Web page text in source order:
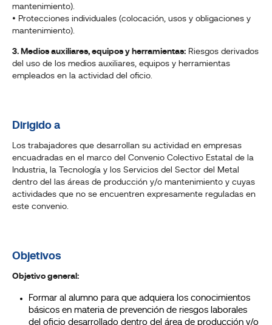
mantenimiento).
• Protecciones individuales (colocación, usos y obligaciones y
mantenimiento).
3. Medios auxiliares, equipos y herramientas: Riesgos derivados
del uso de los medios auxiliares, equipos y herramientas
empleados en la actividad del oficio.
Dirigido a
Los trabajadores que desarrollan su actividad en empresas
encuadradas en el marco del Convenio Colectivo Estatal de la
Industria, la Tecnología y los Servicios del Sector del Metal
dentro del las áreas de producción y/o mantenimiento y cuyas
actividades que no se encuentren expresamente reguladas en
este convenio.
Objetivos
Objetivo general:
Formar al alumno para que adquiera los conocimientos
básicos en materia de prevención de riesgos laborales
del oficio desarrollado dentro del área de producción y/o